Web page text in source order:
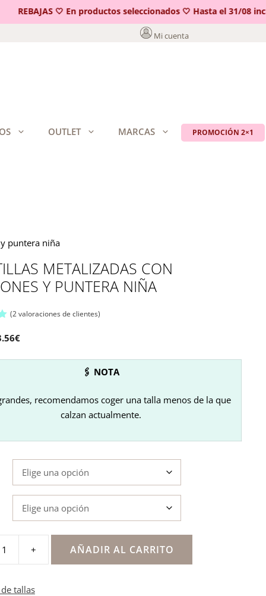
REBAJAS 🤍 En productos seleccionados 🤍 Hasta el 31/08
Mi cuenta
OUTLET MARCAS PROMOCIÓN 2×1
puntera niña
METALIZADAS CON
Y PUNTERA NIÑA
(2valoraciones de clientes)
€El
13.56€.
🖇 NOTA
recomendamos coger una talla menos de la que
calzan actualmente.
+ AÑADIR AL CARRITO
tallas